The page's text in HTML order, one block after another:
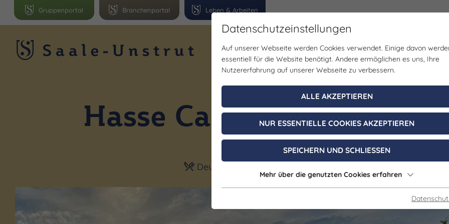
Leben & Arbeiten
Branchenportal
Gruppenportal
Region Erlebnisse Veranstaltungen Planen
Gastgeber
Hasse Campingplatz und
Braunsbedra OT Roßbach
Deutsche Küche | Regionale Küche | Internationale Küche |
Datenschutzeinstellungen
Auf unserer Webseite werden Cookies verwendet. Einige davon
essentiell für die Website benötigt. Andere ermöglichen es uns, Ihre
Nutzererfahrung auf unserer Webseite zu verbessern.
ALLE AKZEPTIEREN
NUR ESSENTIELLE COOKIES AKZEPTIEREN
SPEICHERN UND SCHLIESSEN
Mehr über die genutzten Cookies erfahren